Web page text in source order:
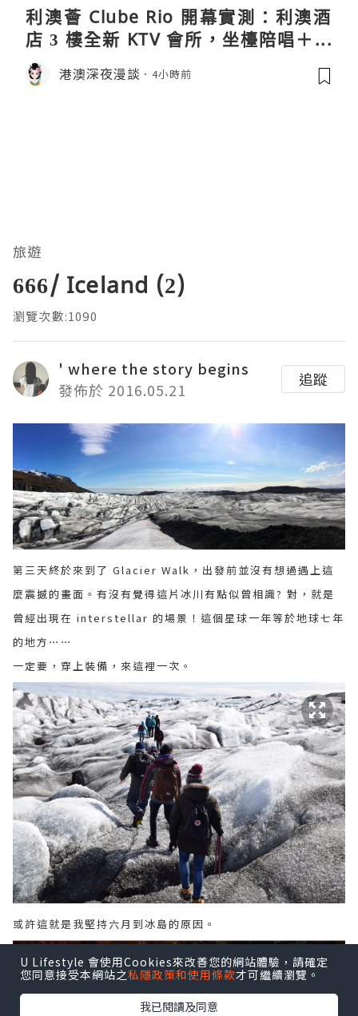
利澳薈 Clube Rio 開幕實測：利澳酒
店 3 樓全新 KTV 會所，坐檯陪唱＋水
療套票一次過睇
港澳深夜漫談 4小時前
旅遊
666/ Iceland (2)
瀏覽次數:1090
' where the story begins
發佈於 2016.05.21
追蹤
第三天終於來到了 Glacier Walk，出發前並沒有想過遇上這
麼震撼的畫面。有沒有覺得這片冰川有點似曾相識? 對，就是
曾經出現在 interstellar 的場景！這個星球一年等於地球七年
的地方⋯⋯
一定要，穿上裝備，來這裡一次。
或許這就是我堅持六月到冰島的原因。
U Lifestyle 會使用Cookies來改善您的網站體驗，請確定
您同意接受本網站之私隱政策和使用條款才可繼續瀏覽。
我已閱讀及同意